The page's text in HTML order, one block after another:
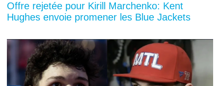
Offre rejetée pour Kirill Marchenko: Kent
Hughes envoie promener les Blue Jackets